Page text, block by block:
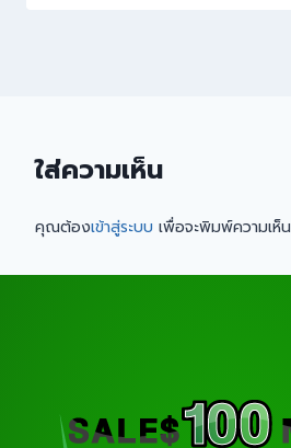
ใส่ความเห็น
คุณต้องเข้าสู่ระบบ เพื่อจะพิมพ์ความเห็น